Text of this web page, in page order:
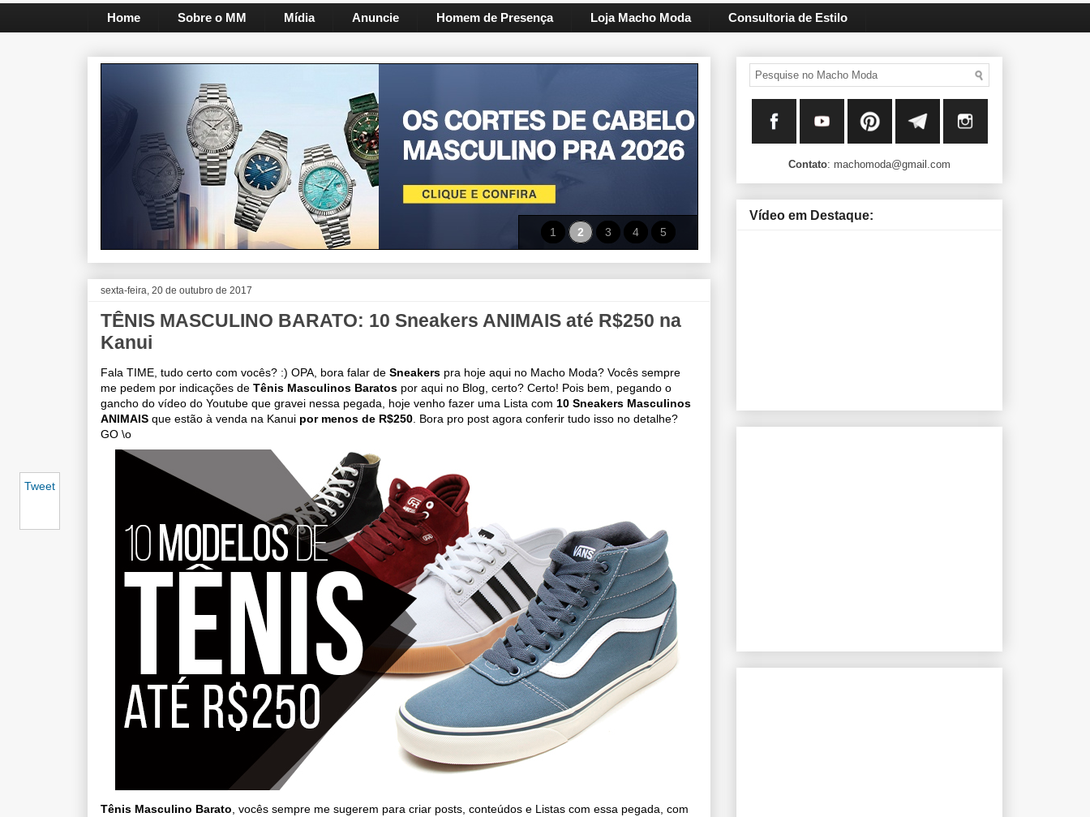
Home Sobre o MM Mídia Anuncie Homem de Presença Loja Macho Moda Consultoria de Estilo
1 2 3 4 5
sexta-feira, 20 de outubro de 2017
TÊNIS MASCULINO BARATO: 10 Sneakers ANIMAIS até R$250 na
Kanui
Fala TIME, tudo certo com vocês? :) OPA, bora falar de Sneakers pra hoje aqui no Macho Moda? Vocês sempre
me pedem por indicações de Tênis Masculinos Baratos por aqui no Blog, certo? Certo! Pois bem, pegando o
gancho do vídeo do Youtube que gravei nessa pegada, hoje venho fazer uma Lista com 10 Sneakers Masculinos
ANIMAIS que estão à venda na Kanui por menos de R$250 . Bora pro post agora conferir tudo isso no detalhe?
GO \o
Tênis Masculino Barato , vocês sempre me sugerem para criar posts, conteúdos e Listas com essa pegada, com
Tweet
Contato: machomoda@gmail.com
Vídeo em Destaque: